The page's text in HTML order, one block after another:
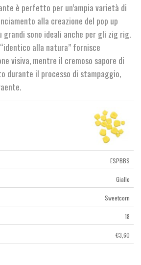
è perfetto per un’ampia varietà di
alla creazione del pop up
sono ideali anche per gli zig rig.
alla natura” fornisce
visiva, mentre il cremoso sapore di
durante il processo di stampaggio,
ESPBBS
Giallo
Sweetcorn
18
€3,60